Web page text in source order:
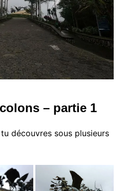
– partie 1
découvres sous plusieurs